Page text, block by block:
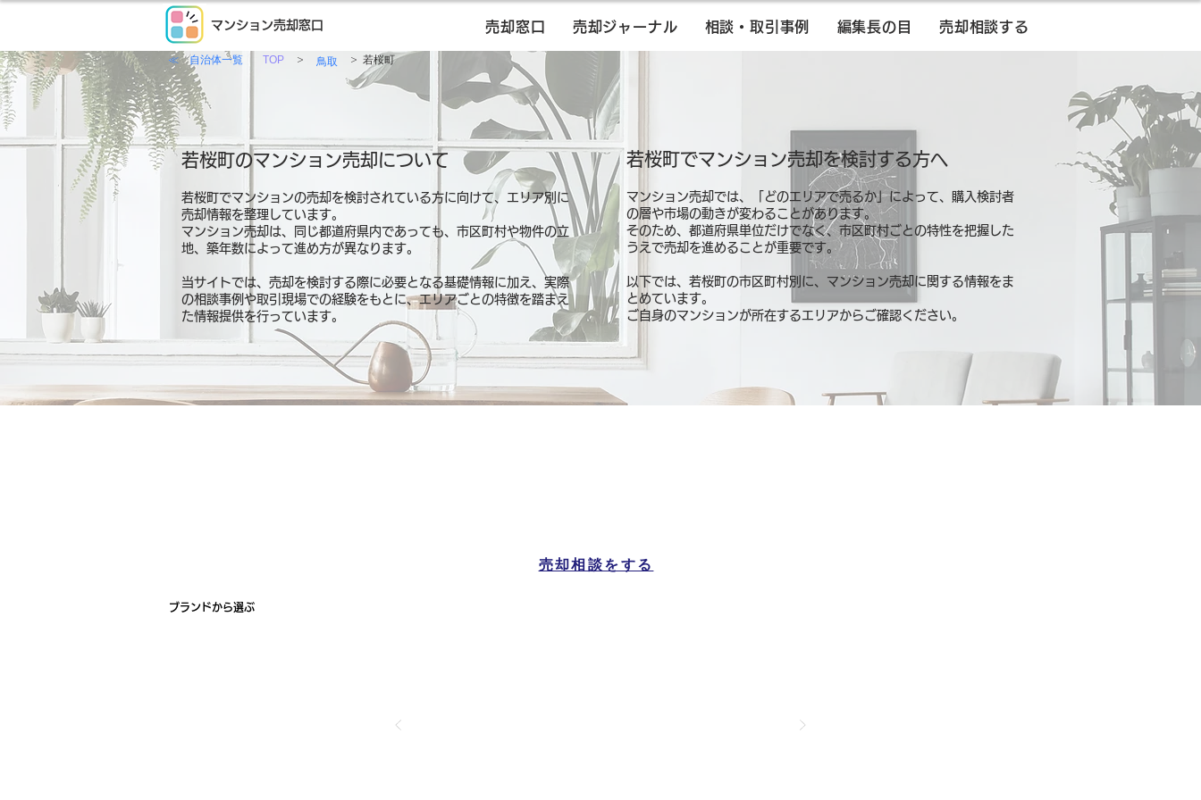
マンション売却窓口 売却窓口 売却ジャーナル 相談・取引事例 編集長の目 売却相談する
≪ 自治体一覧 TOP > 鳥取 > 若桜町
若桜町のマンション売却について
若桜町でマンションの売却を検討されている方に向けて、エリア別に
売却情報を整理しています。
マンション売却は、同じ都道府県内であっても、市区町村や物件の立
地、築年数によって進め方が異なります。
当サイトでは、売却を検討する際に必要となる基礎情報に加え、実際
の相談事例や取引現場での経験をもとに、エリアごとの特徴を踏まえ
た情報提供を行っています。
若桜町でマンション売却を検討する方へ
マンション売却では、「どのエリアで売るか」によって、購入検討者
の層や市場の動きが変わることがあります。
そのため、都道府県単位だけでなく、市区町村ごとの特性を把握した
うえで売却を進めることが重要です。
以下では、若桜町の市区町村別に、マンション売却に関する情報をま
とめています。
ご自身のマンションが所在するエリアからご確認ください。
売却相談をする
ブランドから選ぶ